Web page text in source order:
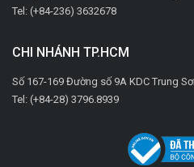
Tel: (+84-236) 3632678
CHI NHÁNH TP.HCM
Số 167-169 Đường số 9A KDC Trung
Tel: (+84-28) 3796.8939